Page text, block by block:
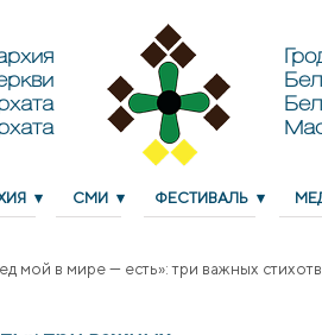
СМИ ФЕСТИВАЛЬ
мой в мире — есть»: три важных